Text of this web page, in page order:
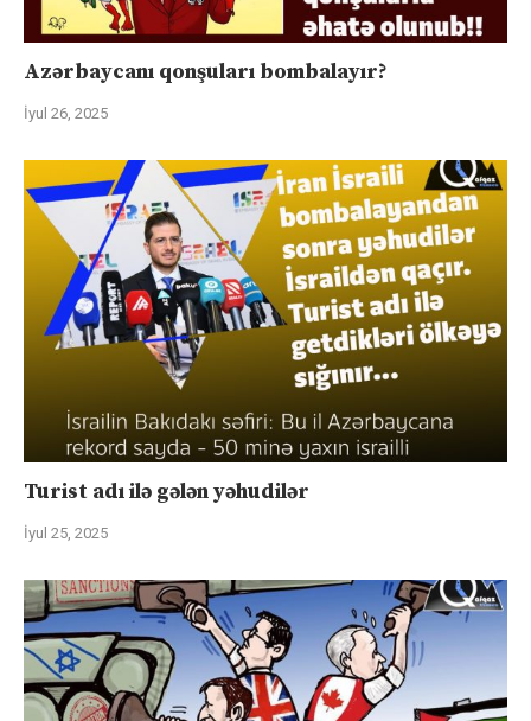
Azərbaycanı qonşuları bombalayır?
İyul 26, 2025
Turist adı ilə gələn yəhudilər
İyul 25, 2025